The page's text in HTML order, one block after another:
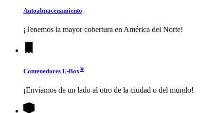
Autoalmacenamiento
¡Tenemos la mayor cobertura en América del Norte!
Contenedores U-Box®
¡Enviamos de un lado al otro de la ciudad o del mundo!